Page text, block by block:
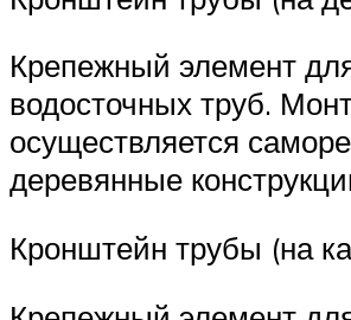
Крепежный элемент
водосточных труб.
осуществляется
деревянные
Кронштейн трубы (на